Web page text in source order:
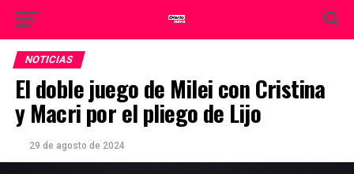
NOTICIAS
El doble juego de Milei con Cristina
y Macri por el pliego de Lijo
29 de agosto de 2024